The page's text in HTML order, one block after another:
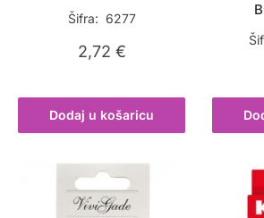
Šifra: 6277
2,72 €
Dodaj u košaricu